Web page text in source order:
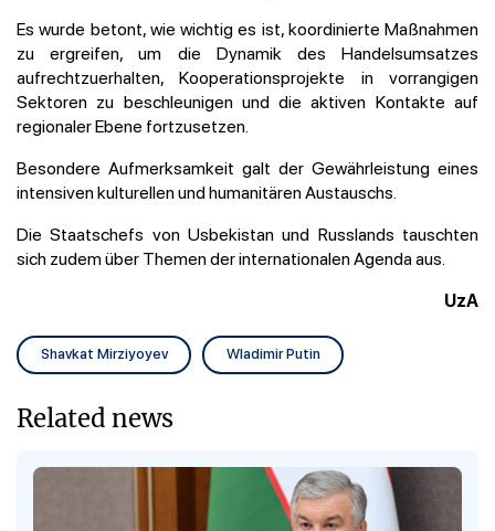
Es wurde betont, wie wichtig es ist, koordinierte Maßnahmen
zu ergreifen, um die Dynamik des Handelsumsatzes
aufrechtzuerhalten, Kooperationsprojekte in vorrangigen
Sektoren zu beschleunigen und die aktiven Kontakte auf
regionaler Ebene fortzusetzen.
Besondere Aufmerksamkeit galt der Gewährleistung eines
intensiven kulturellen und humanitären Austauschs.
Die Staatschefs von Usbekistan und Russlands tauschten
sich zudem über Themen der internationalen Agenda aus.
UzA
Shavkat Mirziyoyev Wladimir Putin
Related news